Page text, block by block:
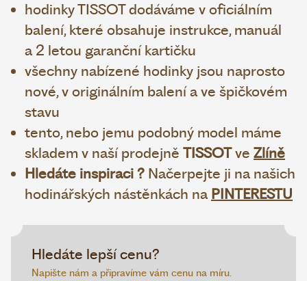
hodinky TISSOT dodáváme v oficiálním
balení, které obsahuje instrukce, manuál
a 2 letou garanční kartičku
všechny nabízené hodinky jsou naprosto
nové, v originálním balení a ve špičkovém
stavu
tento, nebo jemu podobný model máme
skladem v naší prodejně TISSOTve Zlíně
Hledáte inspiraci ? Načerpejte ji na našich
hodinářských nástěnkách na PINTERESTU
Hledáte lepší cenu?
Napište nám a připravíme vám cenu na míru.